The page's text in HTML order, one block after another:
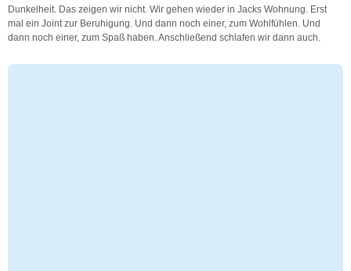
Dunkelheit. Das zeigen wir nicht. Wir gehen wieder in Jacks Wohnung. Erst
mal ein Joint zur Beruhigung. Und dann noch einer, zum Wohlfühlen. Und
dann noch einer, zum Spaß haben. Anschließend schlafen wir dann auch.